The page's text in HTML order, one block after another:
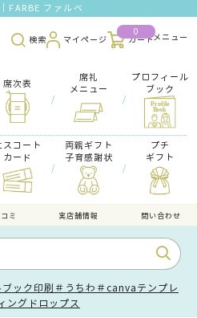
FARBE ファルベ
検索 マイページ
0
カート
席次表
/
席礼
メニュー
/
プロフィール
ブック
スコート
カード
/
両親ギフト
子育感謝状
/
プチ
ギフト
ミ 実店舗情報 問い合わせ
ック印刷 ＃うちわ ＃canvaテンプレ
ングドロップス